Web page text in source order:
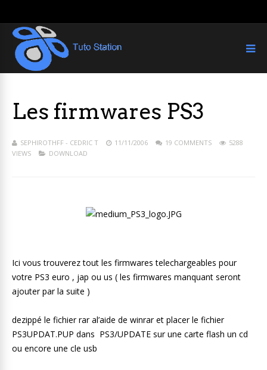
Les firmwares PS3
SEPHIROTHFF - CEDRIC T 11/11/2006 19 COMMENTS
5288
VIEWS
DOWNLOAD
Ici vous trouverez tout les firmwares telechargeables pour
votre PS3 euro , jap ou us ( les firmwares manquant seront
ajouter par la suite )
dezippé le fichier rar al’aide de winrar et placer le fichier
PS3UPDAT.PUP dans PS3/UPDATE sur une carte flash un cd
ou encore une cle usb